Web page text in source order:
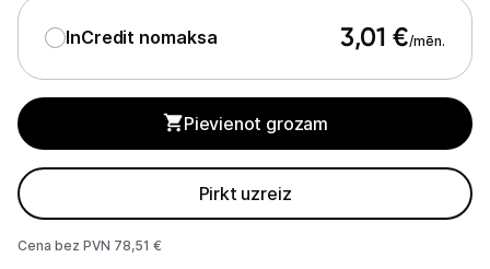
Sports un atpūta
Ražotāju atjaunota tehnika
Vēlmju saraksts
InCredit nomaksa 3,01 €/mēn.
Pievienot grozam
Pirkt uzreiz
Cena bez PVN 78,51 €